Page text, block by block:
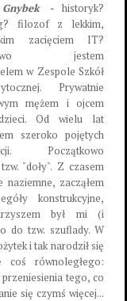
Gnybek - historyk?
filozof z lekkim,
zacięciem IT?
jestem
w Zespole Szkół
Prywatnie
mężem i ojcem
Od wielu lat
szeroko pojętych
Początkowo
"doły". Z czasem
naziemne, zacząłem
konstrukcyjne,
był mi (i
do tzw. szuflady. W
i tak narodził się
równoległego:
tego, co
się czymś więcej...